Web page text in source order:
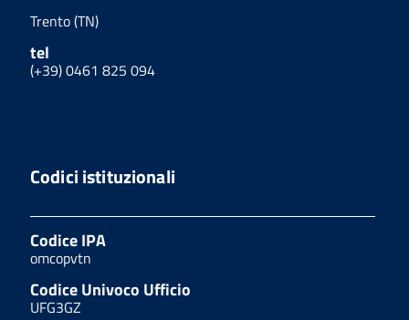
Trento (TN)
tel
(+39) 0461 825 094
Codici istituzionali
Codice IPA
omcopvtn
Codice Univoco Ufficio
UFG3GZ